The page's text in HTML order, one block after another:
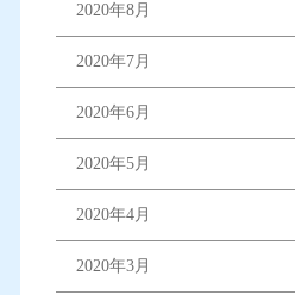
2020年8月
2020年7月
2020年6月
2020年5月
2020年4月
2020年3月